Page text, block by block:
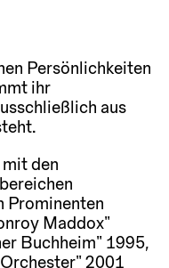
Persönlichkeiten
ihr
aus
den
Prominenten
Maddox“
Buchheim“ 1995,
2001